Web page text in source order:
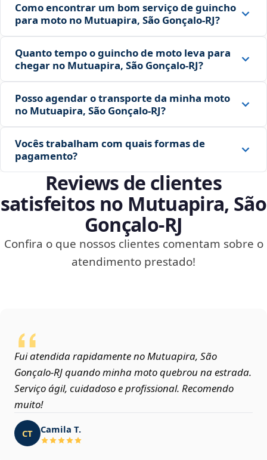
Como encontrar um bom serviço de guincho
para moto no Mutuapira, São Gonçalo‑RJ?
Quanto tempo o guincho de moto leva para
chegar no Mutuapira, São Gonçalo‑RJ?
Posso agendar o transporte da minha moto
no Mutuapira, São Gonçalo‑RJ?
Vocês trabalham com quais formas de
pagamento?
Reviews de clientes
satisfeitos no Mutuapira, São
Gonçalo‑RJ
Confira o que nossos clientes comentam sobre o
atendimento prestado!
Fui atendida rapidamente no Mutuapira, São
Gonçalo‑RJ quando minha moto quebrou na estrada.
Serviço ágil, cuidadoso e profissional. Recomendo
muito!
CT Camila T.